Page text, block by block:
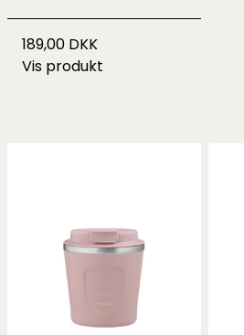
189,00 DKK
Vis produkt